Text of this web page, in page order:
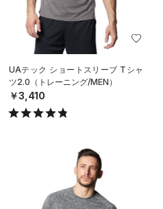
UAテック ショートスリーブ Tシャ
ツ2.0（トレーニング/MEN）
￥3,410